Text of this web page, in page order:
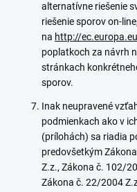
alternatívne riešenie
riešenie sporov on-
na http://
poplatkoch za návrh
stránkach
sporov.
Inak neupravené
podmienkach ako v
(prílohách) sa riadia
predovšetkým
Z.z., Zákona č. 102/
Zákona č. 22/2004